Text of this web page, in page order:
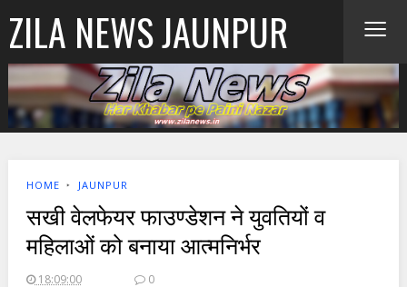
ZILA NEWS JAUNPUR ≡
HOME ‣ JAUNPUR
सखी वेलफेयर फाउण्डेशन ने युवतियों व
महिलाओं को बनाया आत्मनिर्भर
18:09:00 0